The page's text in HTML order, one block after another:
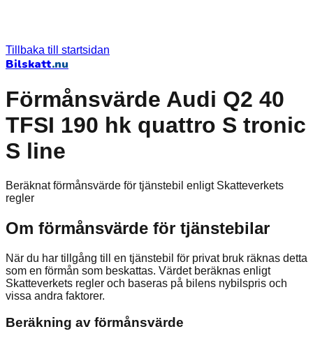
Tillbaka till startsidan
Bilskatt.nu
Förmånsvärde Audi Q2 40
TFSI 190 hk quattro S tronic
S line
Beräknat förmånsvärde för tjänstebil enligt Skatteverkets
regler
Om förmånsvärde för tjänstebilar
När du har tillgång till en tjänstebil för privat bruk räknas detta
som en förmån som beskattas. Värdet beräknas enligt
Skatteverkets regler och baseras på bilens nybilspris och
vissa andra faktorer.
Beräkning av förmånsvärde